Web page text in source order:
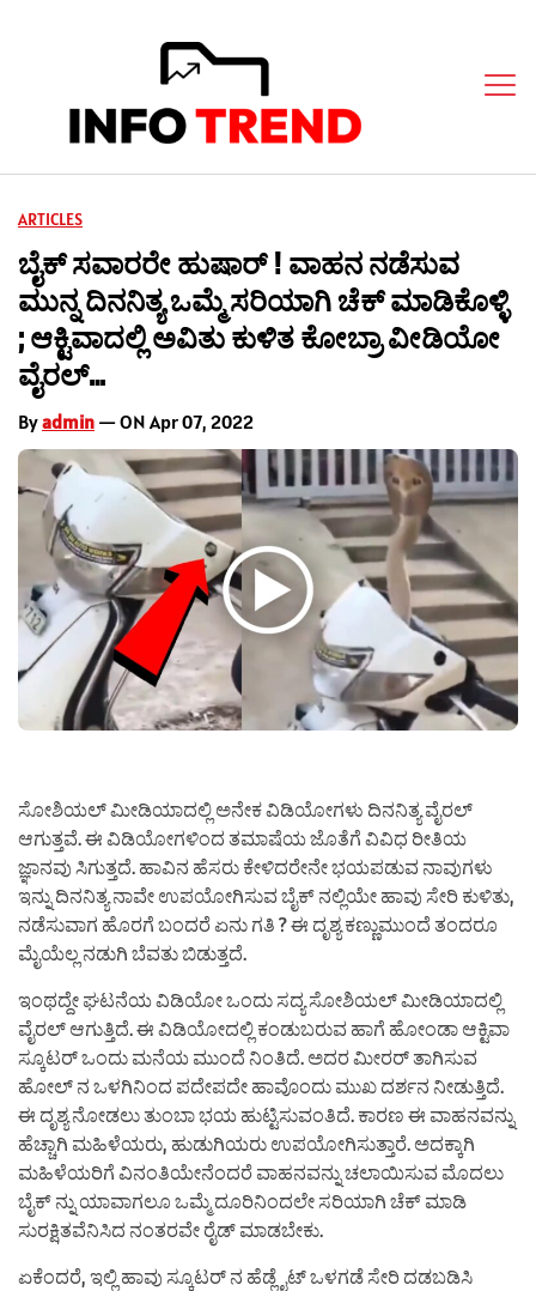
ARTICLES
ಬೈಕ್ ಸವಾರರೇ ಹುಷಾರ್ ! ವಾಹನ ನಡೆಸುವ
ಮುನ್ನ ದಿನನಿತ್ಯ ಒಮ್ಮೆ ಸರಿಯಾಗಿ ಚೆಕ್ ಮಾಡಿಕೊಳ್ಳಿ
; ಆಕ್ಟಿವಾದಲ್ಲಿ ಅವಿತು ಕುಳಿತ ಕೋಬ್ರಾ ವೀಡಿಯೋ
ವೈರಲ್…
Byadmin — ON Apr 07, 2022
ಸೋಶಿಯಲ್ ಮೀಡಿಯಾದಲ್ಲಿ ಅನೇಕ ವಿಡಿಯೋಗಳು ದಿನನಿತ್ಯ ವೈರಲ್
ಆಗುತ್ತವೆ. ಈ ವಿಡಿಯೋಗಳಿಂದ ತಮಾಷೆಯ ಜೊತೆಗೆ ವಿವಿಧ ರೀತಿಯ
ಜ್ಞಾನವು ಸಿಗುತ್ತದೆ. ಹಾವಿನ ಹೆಸರು ಕೇಳಿದರೇನೇ ಭಯಪಡುವ ನಾವುಗಳು
ಇನ್ನು ದಿನನಿತ್ಯ ನಾವೇ ಉಪಯೋಗಿಸುವ ಬೈಕ್ ನಲ್ಲಿಯೇ ಹಾವು ಸೇರಿ ಕುಳಿತು,
ನಡೆಸುವಾಗ ಹೊರಗೆ ಬಂದರೆ ಏನು ಗತಿ ? ಈ ದೃಶ್ಯ ಕಣ್ಣುಮುಂದೆ ತಂದರೂ
ಮೈಯೆಲ್ಲ ನಡುಗಿ ಬೆವತು ಬಿಡುತ್ತದೆ.
ಇಂಥದ್ದೇ ಘಟನೆಯ ವಿಡಿಯೋ ಒಂದು ಸದ್ಯ ಸೋಶಿಯಲ್ ಮೀಡಿಯಾದಲ್ಲಿ
ವೈರಲ್ ಆಗುತ್ತಿದೆ. ಈ ವಿಡಿಯೋದಲ್ಲಿ ಕಂಡುಬರುವ ಹಾಗೆ ಹೋಂಡಾ ಆಕ್ಟಿವಾ
ಸ್ಕೂಟರ್ ಒಂದು ಮನೆಯ ಮುಂದೆ ನಿಂತಿದೆ. ಅದರ ಮೀರರ್ ತಾಗಿಸುವ
ಹೋಲ್ ನ ಒಳಗಿನಿಂದ ಪದೇಪದೇ ಹಾವೊಂದು ಮುಖ ದರ್ಶನ ನೀಡುತ್ತಿದೆ.
ಈ ದೃಶ್ಯ ನೋಡಲು ತುಂಬಾ ಭಯ ಹುಟ್ಟಿಸುವಂತಿದೆ. ಕಾರಣ ಈ ವಾಹನವನ್ನು
ಹೆಚ್ಚಾಗಿ ಮಹಿಳೆಯರು, ಹುಡುಗಿಯರು ಉಪಯೋಗಿಸುತ್ತಾರೆ. ಅದಕ್ಕಾಗಿ
ಮಹಿಳೆಯರಿಗೆ ವಿನಂತಿಯೇನೆಂದರೆ ವಾಹನವನ್ನು ಚಲಾಯಿಸುವ ಮೊದಲು
ಬೈಕ್ ನ್ನು ಯಾವಾಗಲೂ ಒಮ್ಮೆ ದೂರಿನಿಂದಲೇ ಸರಿಯಾಗಿ ಚೆಕ್ ಮಾಡಿ
ಸುರಕ್ಷಿತವೆನಿಸಿದ ನಂತರವೇ ರೈಡ್ ಮಾಡಬೇಕು.
ಏಕೆಂದರೆ, ಇಲ್ಲಿ ಹಾವು ಸ್ಕೂಟರ್ ನ ಹೆಡ್ಲೈಟ್ ಒಳಗಡೆ ಸೇರಿ ದಡಬಡಿಸಿ